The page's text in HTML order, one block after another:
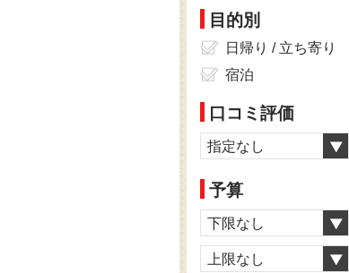
目的別
日帰り / 立ち寄り
宿泊
口コミ評価
指定なし
予算
下限なし
上限なし